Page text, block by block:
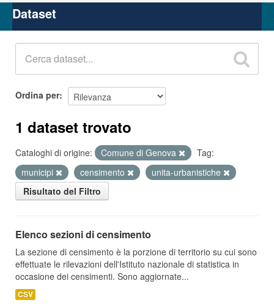
Organizzazioni
Gruppi
Dataset
Ordina per
1 dataset trovato
Cataloghi di origine: Comune di Genova
Tag:
municipi
censimento
unita-urbanistiche
Risultato del Filtro
Elenco sezioni di censimento
La sezione di censimento è la porzione di territorio su cui sono
effettuate le rilevazioni dell'Istituto nazionale di statistica in
occasione dei censimenti. Sono aggiornate...
CSV